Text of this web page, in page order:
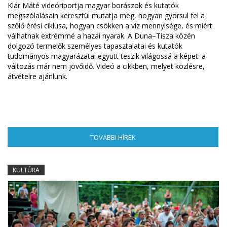
Klár Máté videóriportja magyar borászok és kutatók
megszólalásain keresztül mutatja meg, hogyan gyorsul fel a
szőlő érési ciklusa, hogyan csökken a víz mennyisége, és miért
válhatnak extrémmé a hazai nyarak. A Duna–Tisza közén
dolgozó termelők személyes tapasztalatai és kutatók
tudományos magyarázatai együtt teszik világossá a képet: a
változás már nem jövőidő. Videó a cikkben, melyet közlésre,
átvételre ajánlunk.
TOVÁBBI HÍREK
KULTÚRA